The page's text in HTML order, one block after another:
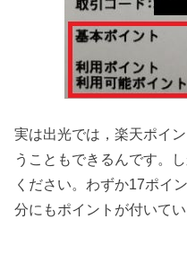
実は出光では，楽天ポイ
うこともできるんです。
ください。わずか17ポイ
分にもポイントが付いて